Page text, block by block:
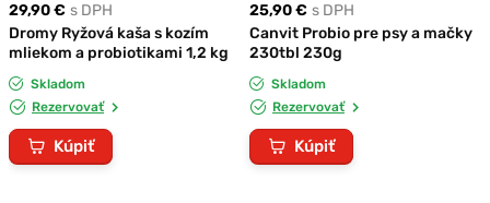
29,90 € s DPH
Dromy Ryžová kaša s kozím
mliekom a probiotikami 1,2 kg
Skladom
Rezervovať
Kúpiť
25,90 € s DPH
Canvit Probio pre psy a mačky
230tbl 230g
Skladom
Rezervovať
Kúpiť